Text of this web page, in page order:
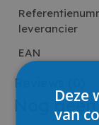
leverancier
EAN
Reviews
Nog Deze
van